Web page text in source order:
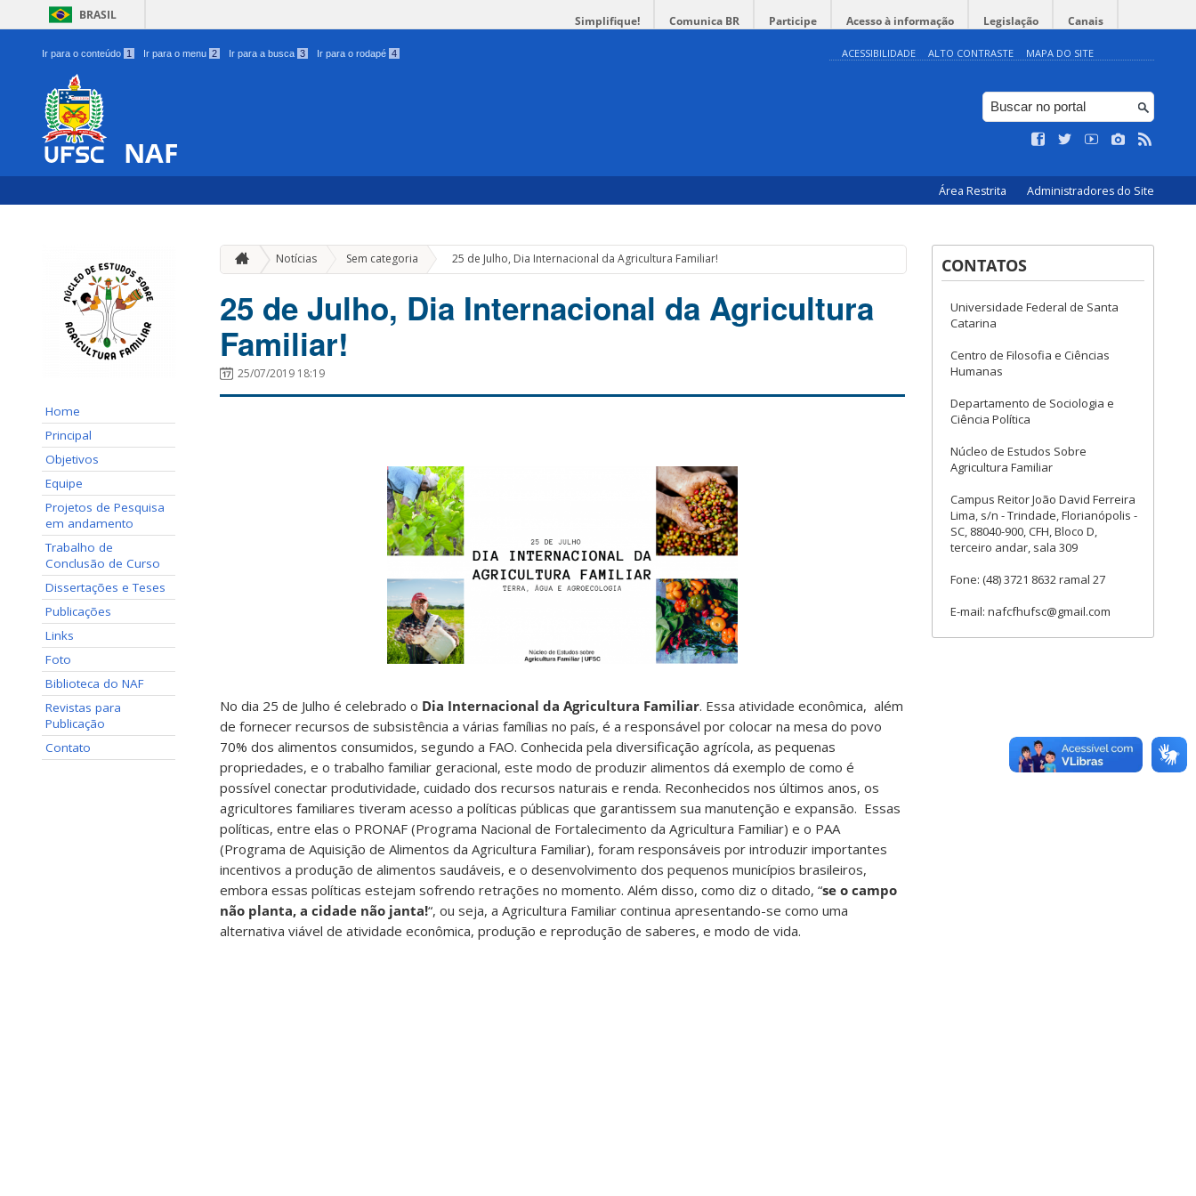
BRASIL Simplifique! Comunica BR Participe Acesso à informação Legislação Canais
Ir para o conteúdo 1 Ir para o menu 2 Ir para a busca 3 Ir para o rodapé 4 ACESSIBILIDADE ALTO CONTRASTE MAPA DO SITE
NAF
Área Restrita Administradores do Site
Home
Principal
Objetivos
Equipe
Projetos de Pesquisa
em andamento
Trabalho de
Conclusão de Curso
Dissertações e Teses
Publicações
Links
Foto
Biblioteca do NAF
Revistas para
Publicação
Contato
Notícias Sem categoria » 25 de Julho, Dia Internacional da Agricultura Familiar!
25 de Julho, Dia Internacional da Agricultura
Familiar!
25/07/2019 18:19
No dia 25 de Julho é celebrado o Dia Internacional da Agricultura Familiar. Essa atividade econômica, além
de fornecer recursos de subsistência a várias famílias no país, é a responsável por colocar na mesa do povo
70% dos alimentos consumidos, segundo a FAO. Conhecida pela diversificação agrícola, as pequenas
propriedades, e o trabalho familiar geracional, este modo de produzir alimentos dá exemplo de como é
possível conectar produtividade, cuidado dos recursos naturais e renda. Reconhecidos nos últimos anos, os
agricultores familiares tiveram acesso a políticas públicas que garantissem sua manutenção e expansão. Essas
políticas, entre elas o PRONAF (Programa Nacional de Fortalecimento da Agricultura Familiar) e o PAA
(Programa de Aquisição de Alimentos da Agricultura Familiar), foram responsáveis por introduzir importantes
incentivos a produção de alimentos saudáveis, e o desenvolvimento dos pequenos municípios brasileiros,
embora essas políticas estejam sofrendo retrações no momento. Além disso, como diz o ditado, “se o campo
não planta, a cidade não janta!“, ou seja, a Agricultura Familiar continua apresentando-se como uma
alternativa viável de atividade econômica, produção e reprodução de saberes, e modo de vida.
CONTATOS
Universidade Federal de Santa
Catarina
Centro de Filosofia e Ciências
Humanas
Departamento de Sociologia e
Ciência Política
Núcleo de Estudos Sobre
Agricultura Familiar
Campus Reitor João David Ferreira
Lima, s/n - Trindade, Florianópolis -
SC, 88040-900, CFH, Bloco D,
terceiro andar, sala 309
Fone: (48) 3721 8632 ramal 27
E-mail: nafcfhufsc@gmail.com